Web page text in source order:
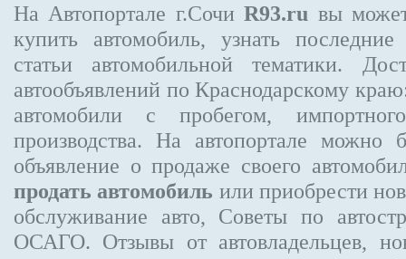
На Автопортале г.СочиR93.ru вы
купить автомобиль, узнать
статьи автомобильной тематики.
автообъявлений по Краснодарскому
автомобили с пробегом,
производства. На автопортале можно
объявление о продаже своего
продать автомобиль или приобрести
обслуживание авто, Советы по
ОСАГО. Отзывы от автовладельцев,